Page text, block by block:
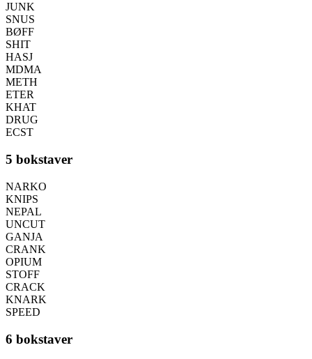
JUNK
SNUS
BØFF
SHIT
HASJ
MDMA
METH
ETER
KHAT
DRUG
ECST
5 bokstaver
NARKO
KNIPS
NEPAL
UNCUT
GANJA
CRANK
OPIUM
STOFF
CRACK
KNARK
SPEED
6 bokstaver